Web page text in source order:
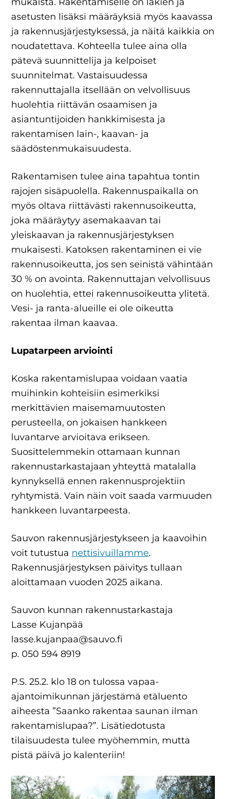
asetusten lisäksi määräyksiä myös kaavassa
ja rakennusjärjestyksessä, ja näitä kaikkia on
noudatettava. Kohteella tulee aina olla
pätevä suunnittelija ja kelpoiset
suunnitelmat. Vastaisuudessa
rakennuttajalla itsellään on velvollisuus
huolehtia riittävän osaamisen ja
asiantuntijoiden hankkimisesta ja
rakentamisen lain-, kaavan- ja
säädöstenmukaisuudesta.
Rakentamisen tulee aina tapahtua tontin
rajojen sisäpuolella. Rakennuspaikalla on
myös oltava riittävästi rakennusoikeutta,
joka määräytyy asemakaavan tai
yleiskaavan ja rakennusjärjestyksen
mukaisesti. Katoksen rakentaminen ei vie
rakennusoikeutta, jos sen seinistä vähintään
30 % on avointa. Rakennuttajan velvollisuus
on huolehtia, ettei rakennusoikeutta ylitetä.
Vesi- ja ranta-alueille ei ole oikeutta
rakentaa ilman kaavaa.
Lupatarpeen arviointi
Koska rakentamislupaa voidaan vaatia
muihinkin kohteisiin esimerkiksi
merkittävien maisemamuutosten
perusteella, on jokaisen hankkeen
luvantarve arvioitava erikseen.
Suosittelemmekin ottamaan kunnan
rakennustarkastajaan yhteyttä matalalla
kynnyksellä ennen rakennusprojektiin
ryhtymistä. Vain näin voit saada varmuuden
hankkeen luvantarpeesta.
Sauvon rakennusjärjestykseen ja kaavoihin
voit tutustua nettisivuillamme.
Rakennusjärjestyksen päivitys tullaan
aloittamaan vuoden 2025 aikana.
Sauvon kunnan rakennustarkastaja
Lasse Kujanpää
lasse.kujanpaa@sauvo.fi
p. 050 594 8919
P.S. 25.2. klo 18 on tulossa vapaa-
ajantoimikunnan järjestämä etäluento
aiheesta ”Saanko rakentaa saunan ilman
rakentamislupaa?”. Lisätiedotusta
tilaisuudesta tulee myöhemmin, mutta
pistä päivä jo kalenteriin!